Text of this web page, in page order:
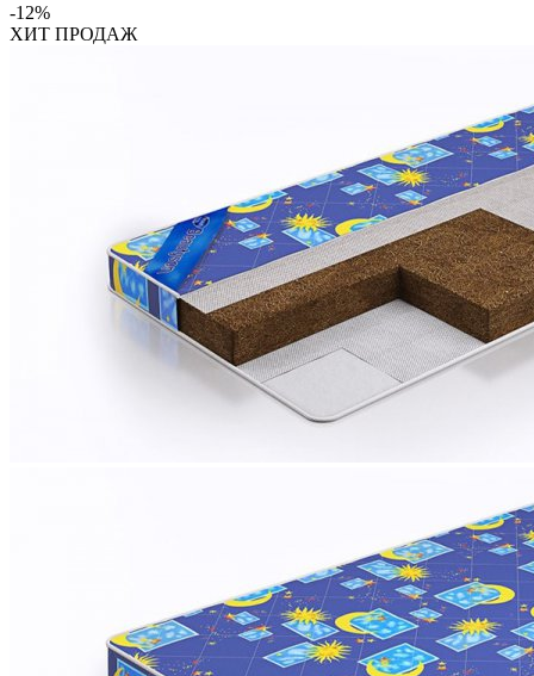
-12%
ХИТ ПРОДАЖ